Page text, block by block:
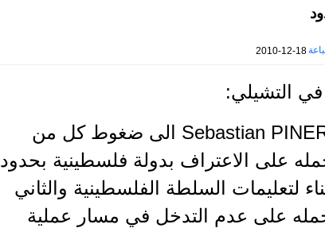
2010-12-18
في التشيلي:
يتعرض رئيس جمهورية تشيلي السيد Sebastian PINERA الى ضغوط كل من
على الاعتراف بدولة فلسطينية بحدود
لتعليمات السلطة الفلسطينية والثاني
لحمله على عدم التدخل في مسار عملية